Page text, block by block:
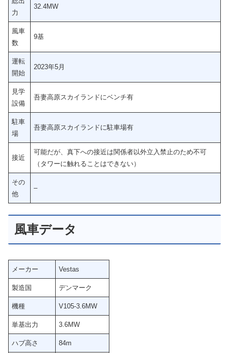
力
32.4MW
風車
数
9基
運転
開始
2023年5月
見学
設備
吾妻高原スカイランドにベンチ有
駐車
場
吾妻高原スカイランドに駐車場有
接近
可能だが、真下への接近は関係者以外立入禁止のため不可
（タワーに触れることはできない）
その
他
–
風車データ
メーカー Vestas
製造国 デンマーク
機種 V105-3.6MW
単基出力 3.6MW
ハブ高さ 84m